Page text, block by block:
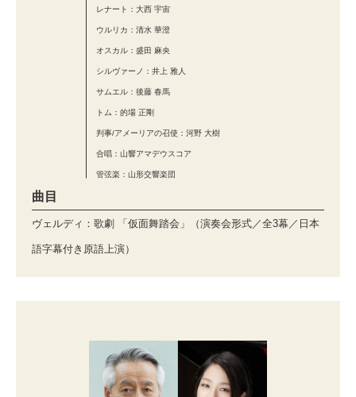
レナート：大西 宇宙
ウルリカ：清水 華澄
オスカル：盛田 麻央
シルヴァーノ：井上 雅人
サムエル：後藤 春馬
トム：的場 正剛
判事/アメーリアの召使：河野 大樹
合唱：山響アマデウスコア
管弦楽：山形交響楽団
曲目
ヴェルディ：歌劇 「仮面舞踏会」（演奏会形式／全3幕／日本
語字幕付き原語上演）